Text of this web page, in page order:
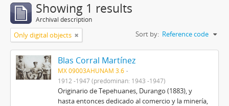
Showing 1 results
Archival description
Only digital objects Sort by: Reference code
Blas Corral Martínez
MX 09003AHUNAM 3.6
1912 -1947 (predominan: 1943 -1947)
Originario de Tepehuanes, Durango (1883), y
hasta entonces dedicado al comercio y la minería,